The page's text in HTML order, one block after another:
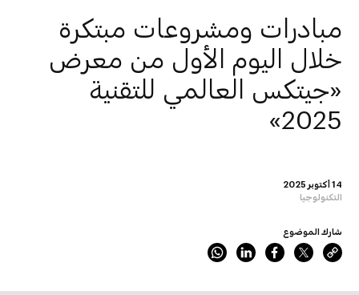
14 أكتوبر 2025
التكنولوجيا
مبادرات ومشروعات مبتكرة
خلال اليوم الأول من معرض
«جيتكس العالمي للتقنية
2025»
شارك الموضوع